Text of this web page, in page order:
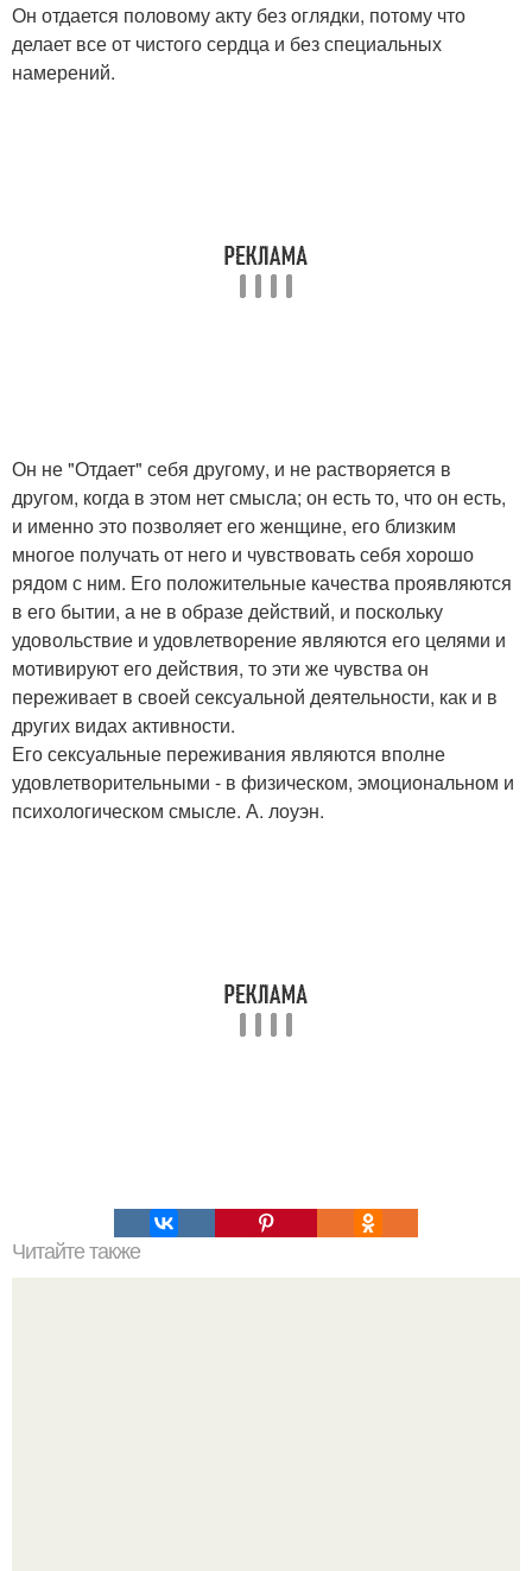
Он отдается половому акту без оглядки, потому что
делает все от чистого сердца и без специальных
намерений.
Он не "Отдает" себя другому, и не растворяется в
другом, когда в этом нет смысла; он есть то, что он есть,
и именно это позволяет его женщине, его близким
многое получать от него и чувствовать себя хорошо
рядом с ним. Его положительные качества проявляются
в его бытии, а не в образе действий, и поскольку
удовольствие и удовлетворение являются его целями и
мотивируют его действия, то эти же чувства он
переживает в своей сексуальной деятельности, как и в
других видах активности.
Его сексуальные переживания являются вполне
удовлетворительными - в физическом, эмоциональном и
психологическом смысле. А. лоуэн.
Читайте также